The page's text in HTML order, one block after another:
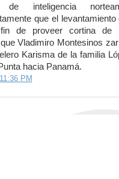
inteligencia
que el
de proveer cortina de
Vladimiro Montesinos
Karisma de la familia
hacia Panamá.
11:36 PM